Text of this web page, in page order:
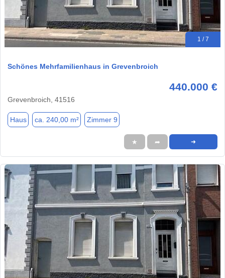
1 / 7
Schönes Mehrfamilienhaus in Grevenbroich
440.000 €
Grevenbroich, 41516
Haus ca. 240,00 m² Zimmer 9
★ ➦ ➜